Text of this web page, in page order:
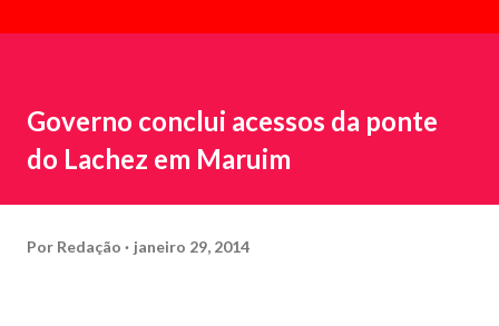
Governo conclui acessos da ponte
do Lachez em Maruim
Por Redação janeiro 29, 2014